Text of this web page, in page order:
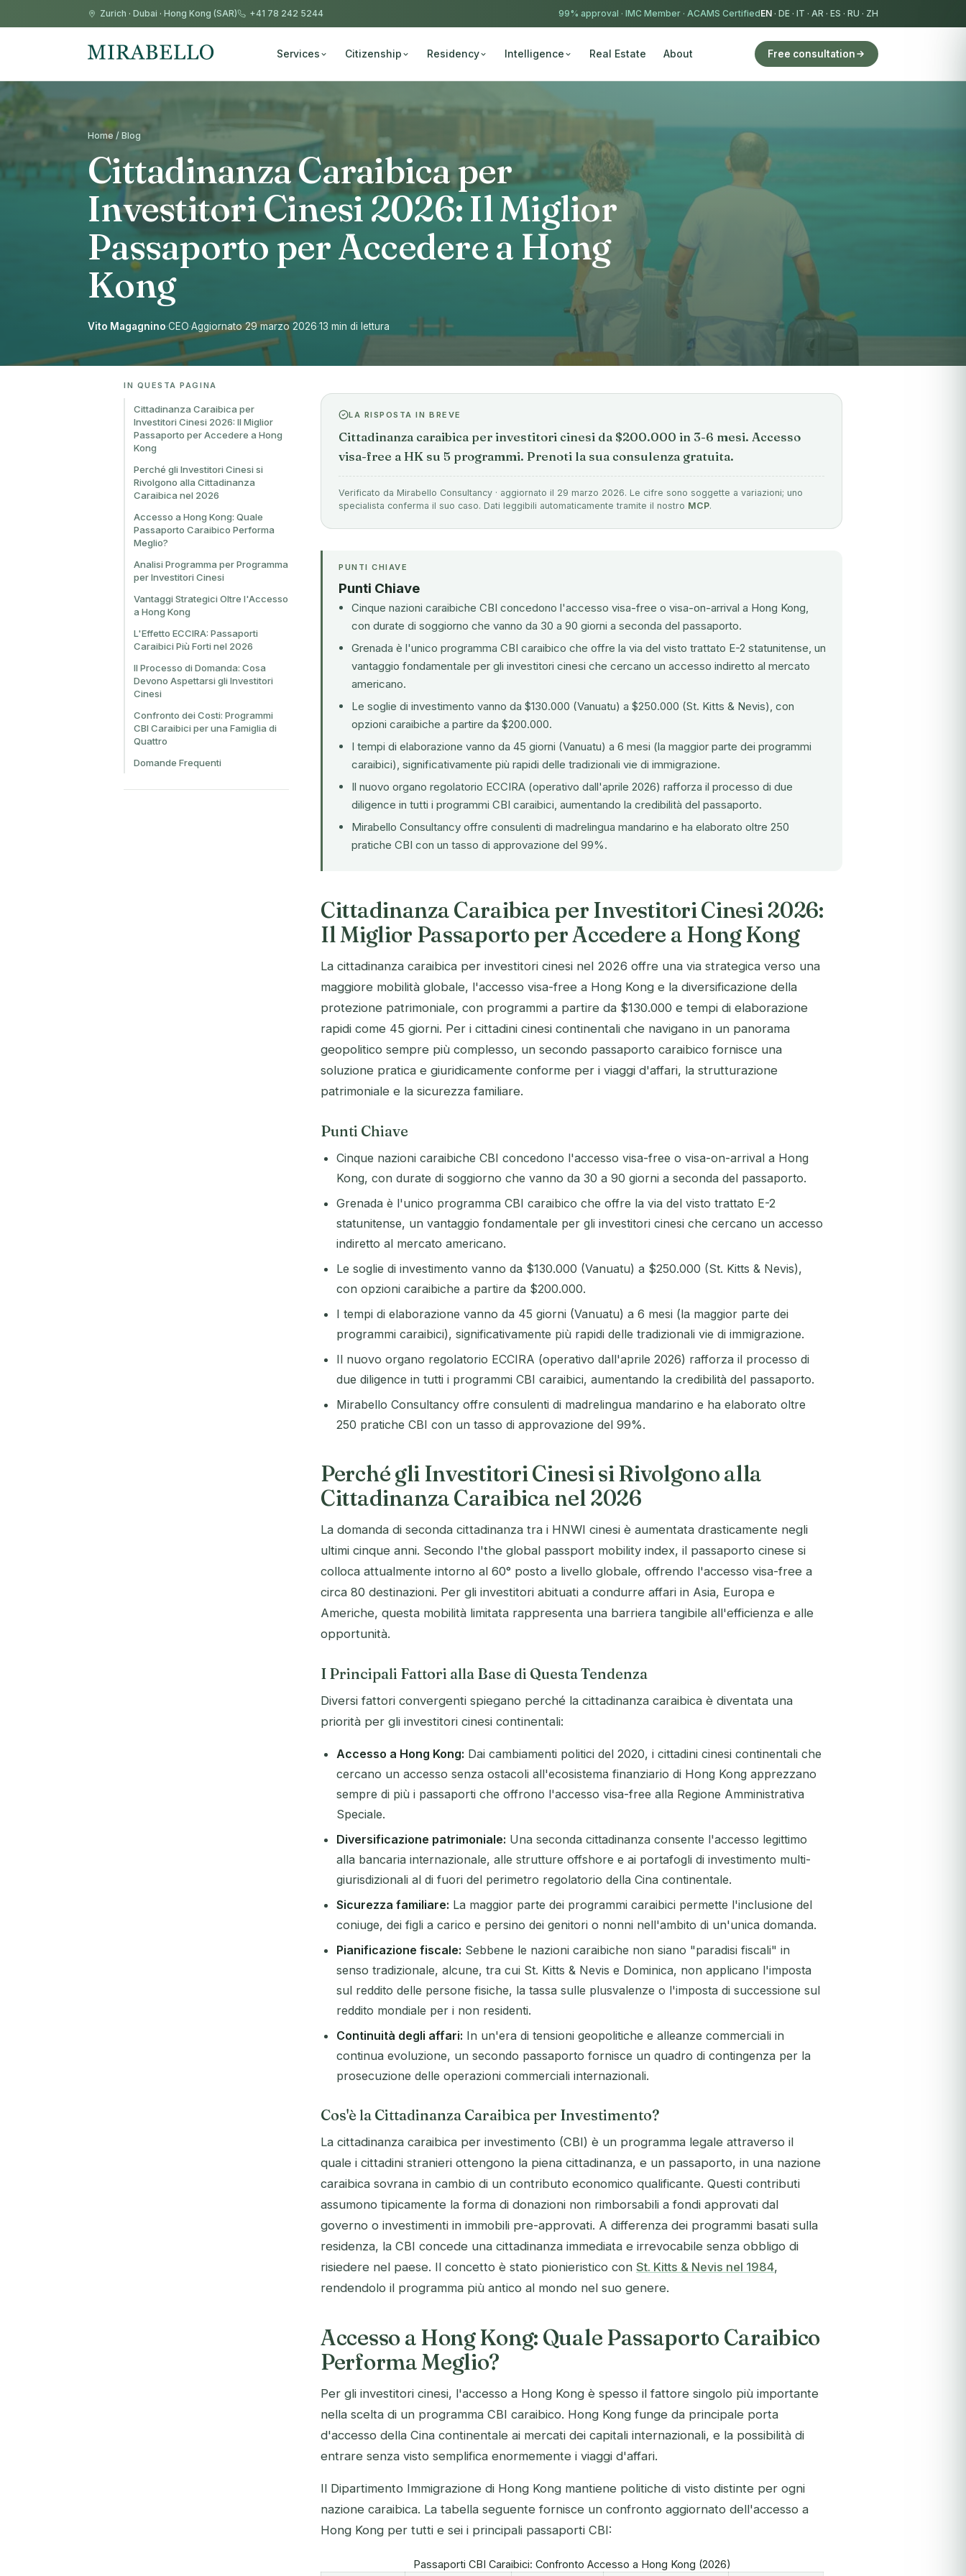
Zurich · Dubai · Hong Kong (SAR) +41 78 242 5244 99% approval · IMC Member · ACAMS CertifiedEN · DE · IT · AR · ES · RU · ZH
Services Citizenship Residency Intelligence Real Estate About Free consultation
Home / Blog
Cittadinanza Caraibica per
Investitori Cinesi 2026: Il Miglior
Passaporto per Accedere a Hong
Kong
Vito Magagnino·CEO·Aggiornato 29 marzo 2026·13 min di lettura
IN QUESTA PAGINA
Cittadinanza Caraibica per
Investitori Cinesi 2026: Il Miglior
Passaporto per Accedere a Hong
Kong
Perché gli Investitori Cinesi si
Rivolgono alla Cittadinanza
Caraibica nel 2026
Accesso a Hong Kong: Quale
Passaporto Caraibico Performa
Meglio?
Analisi Programma per Programma
per Investitori Cinesi
Vantaggi Strategici Oltre l'Accesso
a Hong Kong
L'Effetto ECCIRA: Passaporti
Caraibici Più Forti nel 2026
Il Processo di Domanda: Cosa
Devono Aspettarsi gli Investitori
Cinesi
Confronto dei Costi: Programmi
CBI Caraibici per una Famiglia di
Quattro
Domande Frequenti
LA RISPOSTA IN BREVE
Cittadinanza caraibica per investitori cinesi da $200.000 in 3-6 mesi. Accesso
visa-free a HK su 5 programmi. Prenoti la sua consulenza gratuita.
Verificato da Mirabello Consultancy · aggiornato il 29 marzo 2026. Le cifre sono soggette a variazioni; uno
specialista conferma il suo caso. Dati leggibili automaticamente tramite il nostro MCP.
PUNTI CHIAVE
Punti Chiave
Cinque nazioni caraibiche CBI concedono l'accesso visa-free o visa-on-arrival a Hong Kong,
con durate di soggiorno che vanno da 30 a 90 giorni a seconda del passaporto.
Grenada è l'unico programma CBI caraibico che offre la via del visto trattato E-2 statunitense, un
vantaggio fondamentale per gli investitori cinesi che cercano un accesso indiretto al mercato
americano.
Le soglie di investimento vanno da $130.000 (Vanuatu) a $250.000 (St. Kitts & Nevis), con
opzioni caraibiche a partire da $200.000.
I tempi di elaborazione vanno da 45 giorni (Vanuatu) a 6 mesi (la maggior parte dei programmi
caraibici), significativamente più rapidi delle tradizionali vie di immigrazione.
Il nuovo organo regolatorio ECCIRA (operativo dall'aprile 2026) rafforza il processo di due
diligence in tutti i programmi CBI caraibici, aumentando la credibilità del passaporto.
Mirabello Consultancy offre consulenti di madrelingua mandarino e ha elaborato oltre 250
pratiche CBI con un tasso di approvazione del 99%.
Cittadinanza Caraibica per Investitori Cinesi 2026:
Il Miglior Passaporto per Accedere a Hong Kong
La cittadinanza caraibica per investitori cinesi nel 2026 offre una via strategica verso una
maggiore mobilità globale, l'accesso visa-free a Hong Kong e la diversificazione della
protezione patrimoniale, con programmi a partire da $130.000 e tempi di elaborazione
rapidi come 45 giorni. Per i cittadini cinesi continentali che navigano in un panorama
geopolitico sempre più complesso, un secondo passaporto caraibico fornisce una
soluzione pratica e giuridicamente conforme per i viaggi d'affari, la strutturazione
patrimoniale e la sicurezza familiare.
Punti Chiave
Cinque nazioni caraibiche CBI concedono l'accesso visa-free o visa-on-arrival a Hong
Kong, con durate di soggiorno che vanno da 30 a 90 giorni a seconda del passaporto.
Grenada è l'unico programma CBI caraibico che offre la via del visto trattato E-2
statunitense, un vantaggio fondamentale per gli investitori cinesi che cercano un accesso
indiretto al mercato americano.
Le soglie di investimento vanno da $130.000 (Vanuatu) a $250.000 (St. Kitts & Nevis),
con opzioni caraibiche a partire da $200.000.
I tempi di elaborazione vanno da 45 giorni (Vanuatu) a 6 mesi (la maggior parte dei
programmi caraibici), significativamente più rapidi delle tradizionali vie di immigrazione.
Il nuovo organo regolatorio ECCIRA (operativo dall'aprile 2026) rafforza il processo di
due diligence in tutti i programmi CBI caraibici, aumentando la credibilità del passaporto.
Mirabello Consultancy offre consulenti di madrelingua mandarino e ha elaborato oltre
250 pratiche CBI con un tasso di approvazione del 99%.
Perché gli Investitori Cinesi si Rivolgono alla
Cittadinanza Caraibica nel 2026
La domanda di seconda cittadinanza tra i HNWI cinesi è aumentata drasticamente negli
ultimi cinque anni. Secondo l'the global passport mobility index, il passaporto cinese si
colloca attualmente intorno al 60° posto a livello globale, offrendo l'accesso visa-free a
circa 80 destinazioni. Per gli investitori abituati a condurre affari in Asia, Europa e
Americhe, questa mobilità limitata rappresenta una barriera tangibile all'efficienza e alle
opportunità.
I Principali Fattori alla Base di Questa Tendenza
Diversi fattori convergenti spiegano perché la cittadinanza caraibica è diventata una
priorità per gli investitori cinesi continentali:
Accesso a Hong Kong: Dai cambiamenti politici del 2020, i cittadini cinesi continentali che
cercano un accesso senza ostacoli all'ecosistema finanziario di Hong Kong apprezzano
sempre di più i passaporti che offrono l'accesso visa-free alla Regione Amministrativa
Speciale.
Diversificazione patrimoniale: Una seconda cittadinanza consente l'accesso legittimo
alla bancaria internazionale, alle strutture offshore e ai portafogli di investimento multi-
giurisdizionali al di fuori del perimetro regolatorio della Cina continentale.
Sicurezza familiare: La maggior parte dei programmi caraibici permette l'inclusione del
coniuge, dei figli a carico e persino dei genitori o nonni nell'ambito di un'unica domanda.
Pianificazione fiscale: Sebbene le nazioni caraibiche non siano "paradisi fiscali" in
senso tradizionale, alcune, tra cui St. Kitts & Nevis e Dominica, non applicano l'imposta
sul reddito delle persone fisiche, la tassa sulle plusvalenze o l'imposta di successione sul
reddito mondiale per i non residenti.
Continuità degli affari: In un'era di tensioni geopolitiche e alleanze commerciali in
continua evoluzione, un secondo passaporto fornisce un quadro di contingenza per la
prosecuzione delle operazioni commerciali internazionali.
Cos'è la Cittadinanza Caraibica per Investimento?
La cittadinanza caraibica per investimento (CBI) è un programma legale attraverso il
quale i cittadini stranieri ottengono la piena cittadinanza, e un passaporto, in una nazione
caraibica sovrana in cambio di un contributo economico qualificante. Questi contributi
assumono tipicamente la forma di donazioni non rimborsabili a fondi approvati dal
governo o investimenti in immobili pre-approvati. A differenza dei programmi basati sulla
residenza, la CBI concede una cittadinanza immediata e irrevocabile senza obbligo di
risiedere nel paese. Il concetto è stato pionieristico con St. Kitts & Nevis nel 1984,
rendendolo il programma più antico al mondo nel suo genere.
Accesso a Hong Kong: Quale Passaporto Caraibico
Performa Meglio?
Per gli investitori cinesi, l'accesso a Hong Kong è spesso il fattore singolo più importante
nella scelta di un programma CBI caraibico. Hong Kong funge da principale porta
d'accesso della Cina continentale ai mercati dei capitali internazionali, e la possibilità di
entrare senza visto semplifica enormemente i viaggi d'affari.
Il Dipartimento Immigrazione di Hong Kong mantiene politiche di visto distinte per ogni
nazione caraibica. La tabella seguente fornisce un confronto aggiornato dell'accesso a
Hong Kong per tutti e sei i principali passaporti CBI:
Passaporti CBI Caraibici: Confronto Accesso a Hong Kong (2026)